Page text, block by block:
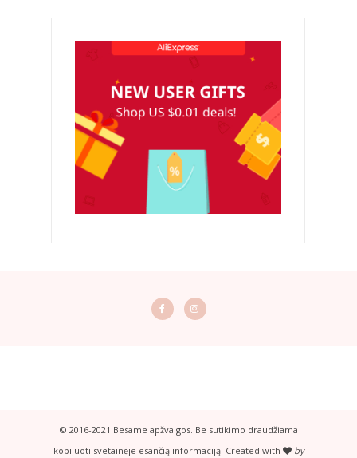
© 2016-2021 Besame apžvalgos. Be sutikimo draudžiama
kopijuoti svetainėje esančią informaciją. Created with
by